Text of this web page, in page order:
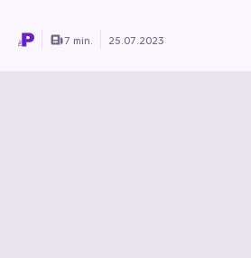
7 min. 25.07.2023